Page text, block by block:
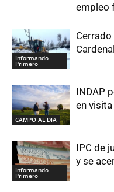
empleo
Informando
Primero
CAMPO AL DIA
INDAP
en
Informando
Primero
IPC de
y se